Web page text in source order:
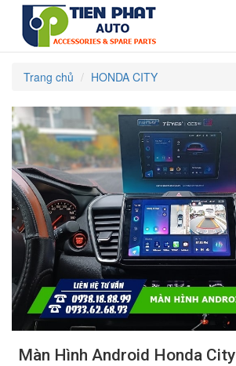
Trang chủ HONDA CITY
Màn Hình Android Honda City